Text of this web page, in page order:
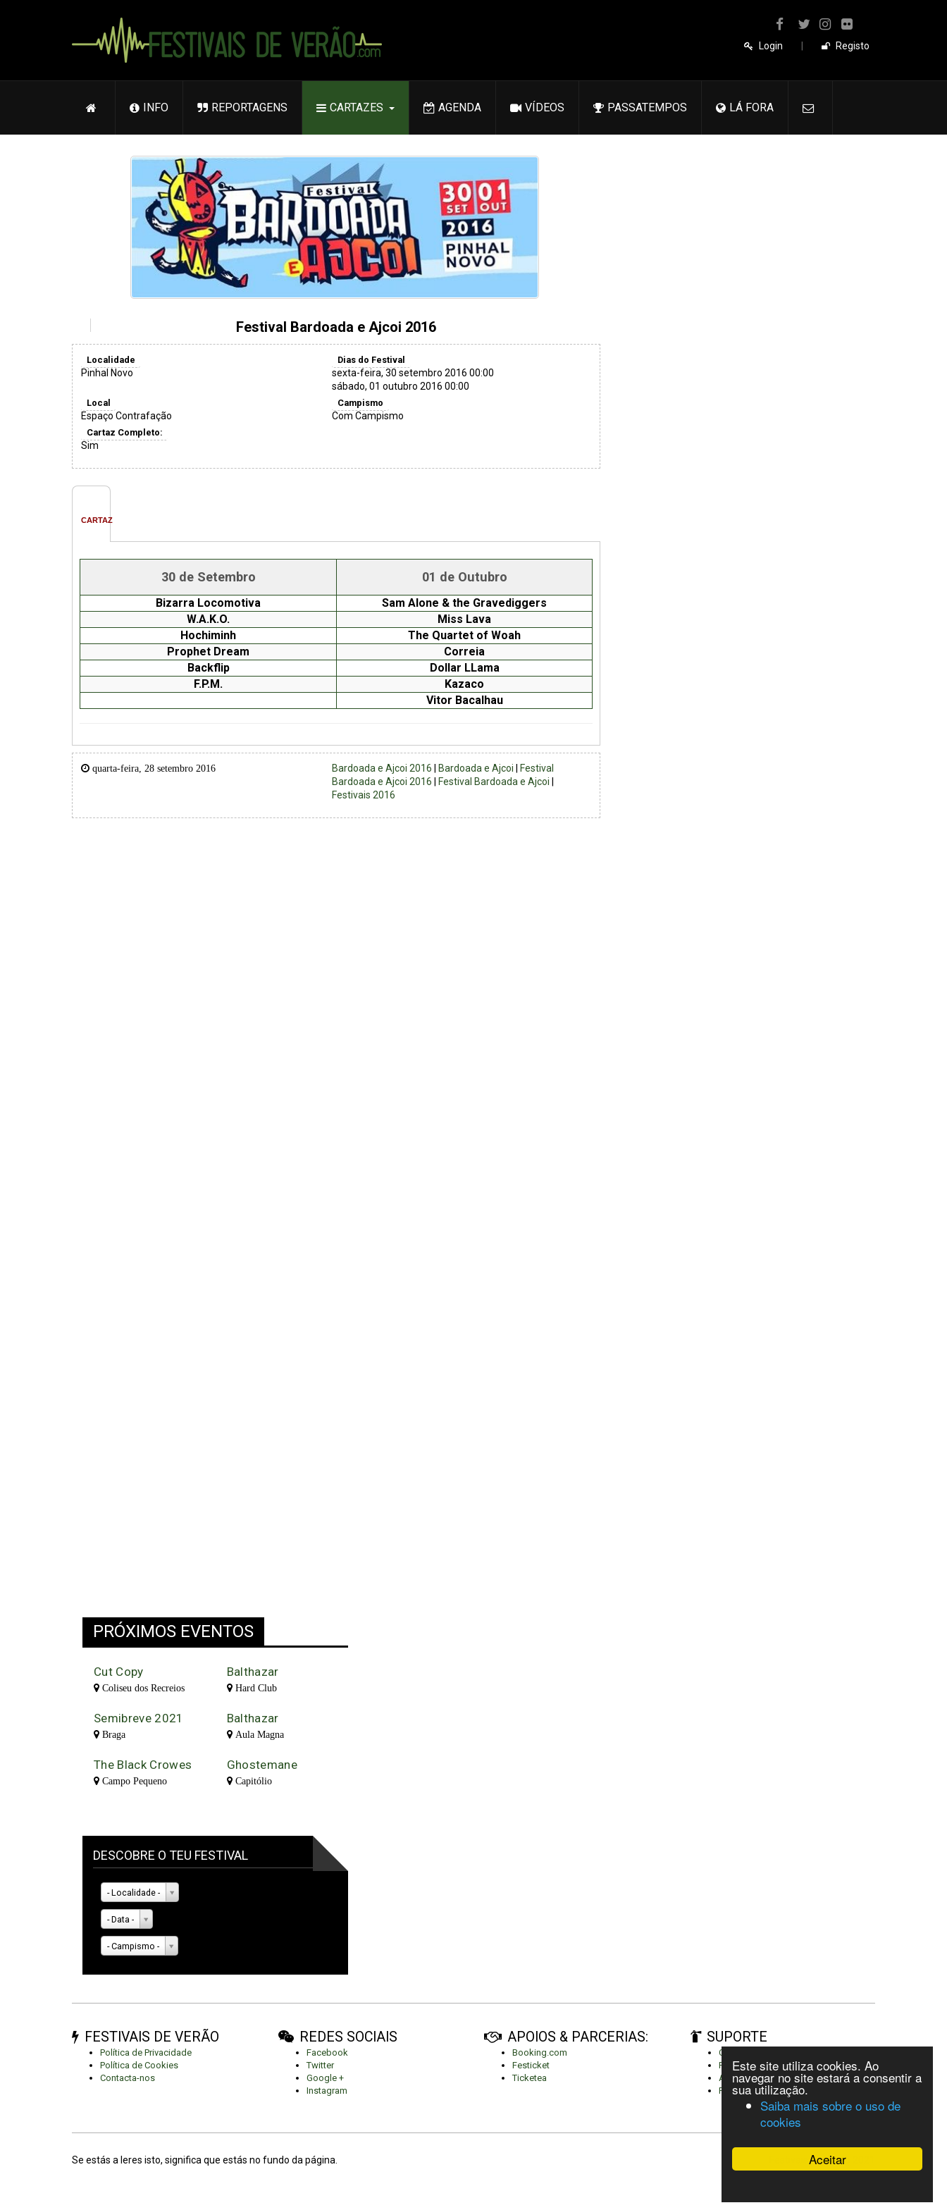
Este site utiliza cookies. Ao
navegar no site estará a consentir a
sua utilização.
Saiba mais sobre o uso de
cookies
Aceitar
Login Registo
INFO REPORTAGENS CARTAZES AGENDA VÍDEOS PASSATEMPOS LÁ FORA
Festival Bardoada e Ajcoi 2016
Localidade
Pinhal Novo
Dias do Festival
sexta-feira, 30 setembro 2016 00:00
sábado, 01 outubro 2016 00:00
Local
Espaço Contrafação
Campismo
Com Campismo
Cartaz Completo:
Sim
CARTAZ
30 de Setembro 01 de Outubro
Bizarra Locomotiva
Sam Alone & the Gravediggers
W.A.K.O.
Miss Lava
Hochiminh
The Quartet of Woah
Prophet Dream
Correia
Backflip
Dollar LLama
F.P.M.
Kazaco
Vitor Bacalhau
quarta-feira, 28 setembro 2016 Bardoada e Ajcoi 2016 Bardoada e Ajcoi
Festival
Bardoada e Ajcoi 2016
Festival Bardoada e Ajcoi
Festivais 2016
PRÓXIMOS EVENTOS
Cut Copy
Coliseu dos Recreios
Balthazar
Hard Club
Semibreve 2021
Braga
Balthazar
Aula Magna
The Black Crowes
Campo Pequeno
Ghostemane
Capitólio
DESCOBRE O TEU FESTIVAL
- Localidade -
- Data -
- Campismo -
FESTIVAIS DE VERÃO
Política de Privacidade
Política de Cookies
Contacta-nos
REDES SOCIAIS
Facebook
Twitter
Google +
Instagram
APOIOS & PARCERIAS:
Booking.com
Festicket
Ticketea
SUPORTE
Criar conta
Fazer autenticação
Adicionar um novo cartaz
Reportar erro
Se estás a leres isto, significa que estás no fundo da página. Festivais de Verão 2021